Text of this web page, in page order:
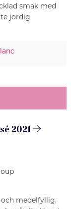
smak med
jordig
2021
medelfyllig,